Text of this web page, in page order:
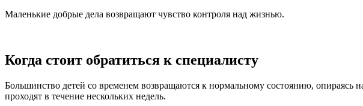
Маленькие добрые дела возвращают чувство контроля над жизнью.
Когда стоит обратиться к специалисту
Большинство детей со временем возвращаются к нормальному состоянию, опираясь
проходят в течение нескольких недель.